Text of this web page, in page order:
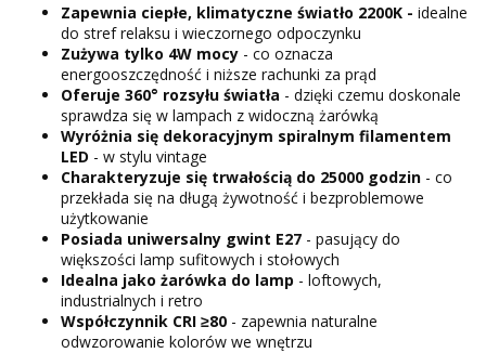
Zapewnia ciepłe, klimatyczne światło 2200K - idealne
do stref relaksu i wieczornego odpoczynku
Zużywa tylko 4W mocy - co oznacza
energooszczędność i niższe rachunki za prąd
Oferuje 360° rozsyłu światła - dzięki czemu doskonale
sprawdza się w lampach z widoczną żarówką
Wyróżnia się dekoracyjnym spiralnym filamentem
LED - w stylu vintage
Charakteryzuje się trwałością do 25000 godzin - co
przekłada się na długą żywotność i bezproblemowe
użytkowanie
Posiada uniwersalny gwint E27 - pasujący do
większości lamp sufitowych i stołowych
Idealna jako żarówka do lamp - loftowych,
industrialnych i retro
Współczynnik CRI ≥80 - zapewnia naturalne
odwzorowanie kolorów we wnętrzu